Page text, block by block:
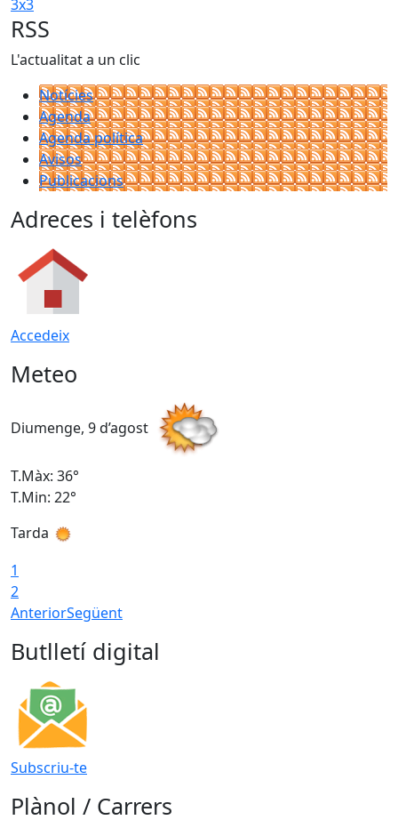
RSS
L'actualitat a un clic
Notícies
Agenda
Agenda política
Avisos
Publicacions
Adreces i telèfons
Accedeix
Meteo
Diumenge, 9 d’agost
T.Màx: 36°
T.Min: 22°
Tarda
1
2
AnteriorSegüent
Butlletí digital
Subscriu-te
Plànol / Carrers